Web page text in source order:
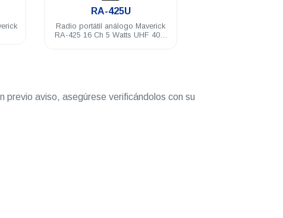
RA-425U
Radio portátil análogo Maverick
RA-425 16 Ch 5 Watts UHF 400-
previo aviso, asegúrese verificándolos con su